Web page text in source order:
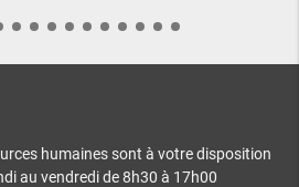
humaines sont à votre disposition
au vendredi de 8h30 à 17h00